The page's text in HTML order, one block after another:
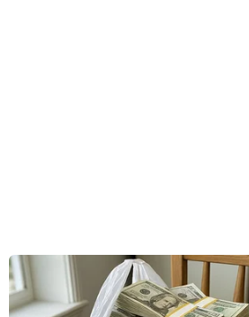
kiện.
Theo phóng viên TTXVN tại